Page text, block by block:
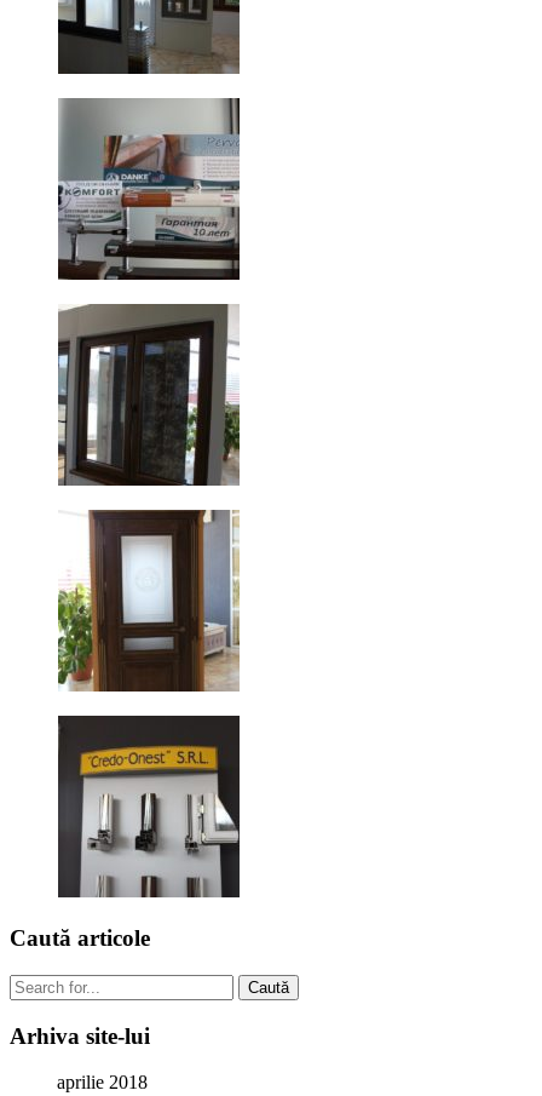
Caută articole
Caută
Arhiva site-lui
aprilie 2018